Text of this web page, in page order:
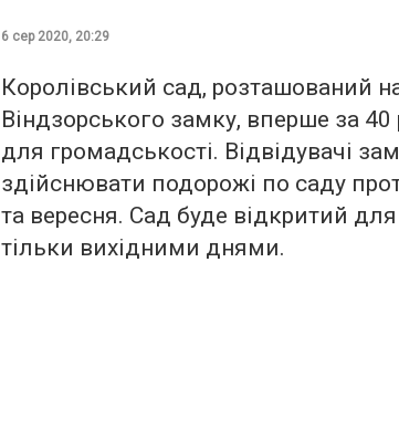
6 сер 2020, 20:29
Королівський сад, розташований на
Віндзорського замку, вперше за 40
для громадськості. Відвідувачі
здійснювати подорожі по саду
та вересня. Сад буде відкритий для
тільки вихідними днями.